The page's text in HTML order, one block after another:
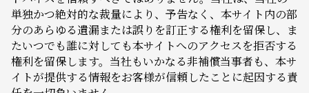
単独かつ絶対的な裁量により、予告なく、本サイト内の部
分のあらゆる遺漏または誤りを訂正する権利を留保し、ま
たいつでも誰に対しても本サイトへのアクセスを拒否する
権利を留保します。当社もいかなる非補償当事者も、本サ
イトが提供する情報をお客様が信頼したことに起因する責